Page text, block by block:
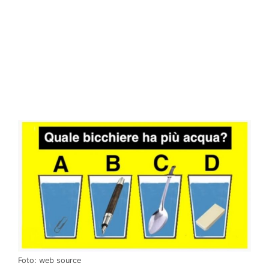
Foto: web source